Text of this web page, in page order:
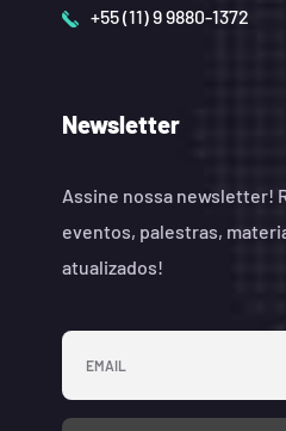
+55 (11) 9 9880-1372
Newsletter
Assine nossa newsletter!
eventos, palestras,
atualizados!